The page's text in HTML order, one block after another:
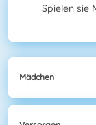
Spielen sie
Mädchen